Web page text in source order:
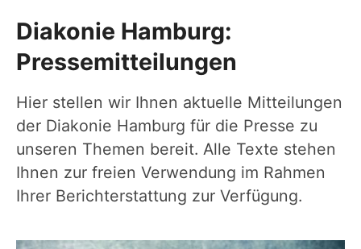
Diakonie Hamburg:
Pressemitteilungen
Hier stellen wir Ihnen aktuelle Mitteilungen
der Diakonie Hamburg für die Presse zu
unseren Themen bereit. Alle Texte stehen
Ihnen zur freien Verwendung im Rahmen
Ihrer Berichterstattung zur Verfügung.